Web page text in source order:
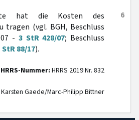
6
hat die Kosten des
tragen (vgl. BGH, Beschluss
- 3 StR 428/07; Beschluss
StR 88/17).
HRRS-Nummer: HRRS 2019 Nr. 832
Karsten Gaede/Marc-Philipp Bittner